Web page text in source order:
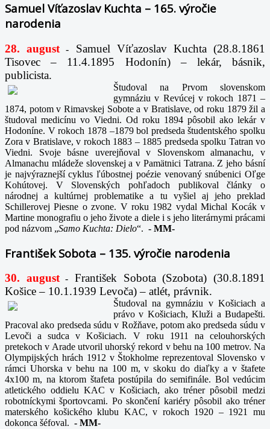
Samuel Víťazoslav Kuchta – 165. výročie
narodenia
28. august -
Samuel Víťazoslav Kuchta (28.8.1861
Tisovec – 11.4.1895 Hodonín) – lekár, básnik,
publicista.
Študoval na Prvom slovenskom
gymnáziu v Revúcej v rokoch 1871 –
1874, potom v Rimavskej Sobote a v Bratislave, od roku 1879 žil a
študoval medicínu vo Viedni. Od roku 1894 pôsobil ako lekár v
Hodoníne. V rokoch 1878 –1879 bol predseda študentského spolku
Zora v Bratislave, v rokoch 1883 – 1885 predseda spolku Tatran vo
Viedni. Svoje básne uverejňoval v Slovenskom almanachu, v
Almanachu mládeže slovenskej a v Pamätnici Tatrana. Z jeho básní
je najvýraznejší cyklus ľúbostnej poézie venovaný snúbenici Oľge
Kohútovej. V Slovenských pohľadoch publikoval články o
národnej a kultúrnej problematike a tu vyšiel aj jeho preklad
Schillerovej Piesne o zvone. V roku 1982 vydal Michal Kocák v
Martine monografiu o jeho živote a diele i s jeho literárnymi prácami
pod názvom „Samo Kuchta: Dielo“. - MM-
František Sobota – 135. výročie narodenia
30. august-
František Sobota (Szobota) (30.8.1891
Košice – 10.1.1939 Levoča) – atlét, právnik.
Študoval na gymnáziu v Košiciach a
právo v Košiciach, Kluži a Budapešti.
Pracoval ako predseda súdu v Rožňave, potom ako predseda súdu v
Levoči a sudca v Košiciach. V roku 1911 na celouhorských
pretekoch v Arade utvoril uhorský rekord v behu na 100 metrov. Na
Olympijských hrách 1912 v Štokholme reprezentoval Slovensko v
rámci Uhorska v behu na 100 m, v skoku do diaľky a v štafete
4x100 m, na ktorom štafeta postúpila do semifinále. Bol vedúcim
atletického oddielu KAC v Košiciach, ako tréner pôsobil medzi
robotníckymi športovcami. Po skončení kariéry pôsobil ako tréner
materského košického klubu KAC, v rokoch 1920 – 1921 mu
dokonca šéfoval. - MM-